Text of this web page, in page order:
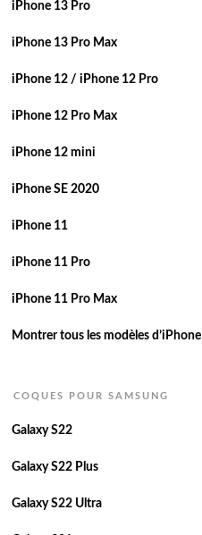
iPhone 13 Pro
iPhone 13 Pro Max
iPhone 12 / iPhone 12 Pro
iPhone 12 Pro Max
iPhone 12 mini
iPhone SE 2020
iPhone 11
iPhone 11 Pro
iPhone 11 Pro Max
Montrer tous les modèles d’iPhone
COQUES POUR SAMSUNG
Galaxy S22
Galaxy S22 Plus
Galaxy S22 Ultra